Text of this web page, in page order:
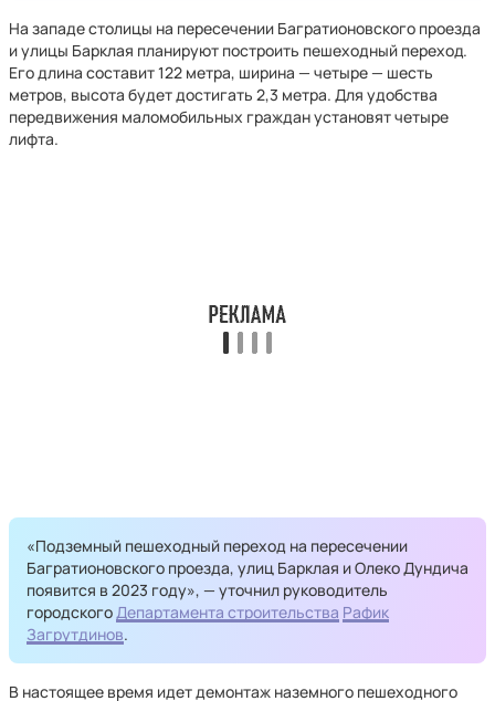
На западе столицы на пересечении Багратионовского проезда
и улицы Барклая планируют построить пешеходный переход.
Его длина составит 122 метра, ширина — четыре — шесть
метров, высота будет достигать 2,3 метра. Для удобства
передвижения маломобильных граждан установят четыре
лифта.
«Подземный пешеходный переход на пересечении
Багратионовского проезда, улиц Барклая и Олеко Дундича
появится в 2023 году», — уточнил руководитель
городскогоДепартамента строительства Рафик
Загрутдинов.
В настоящее время идет демонтаж наземного пешеходного